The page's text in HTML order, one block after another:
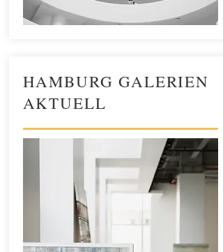
HAMBURG GALERIEN
AKTUELL